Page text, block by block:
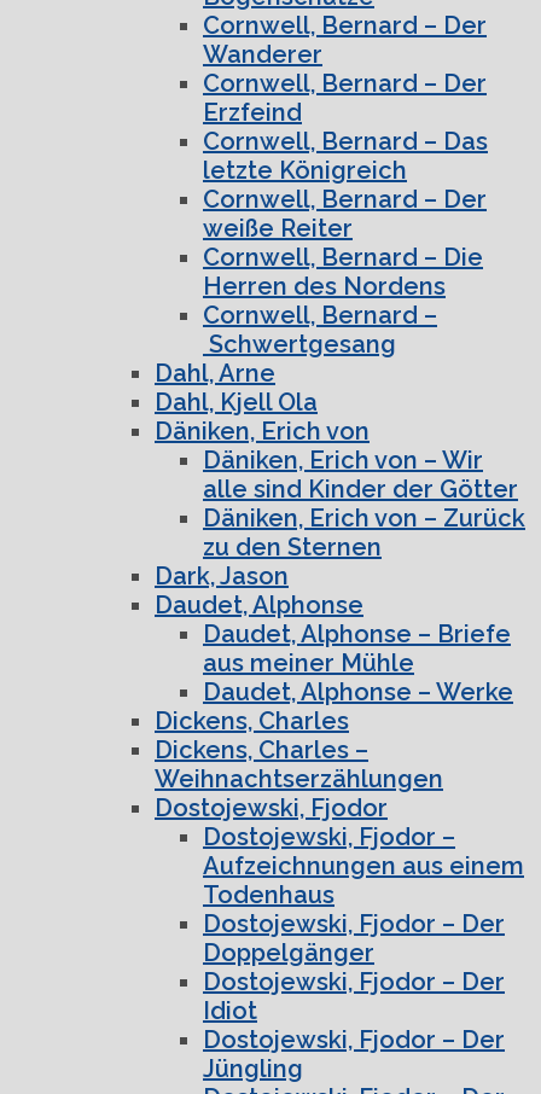
Cornwell, Bernard – Der
Wanderer
Cornwell, Bernard – Der
Erzfeind
Cornwell, Bernard – Das
letzte Königreich
Cornwell, Bernard – Der
weiße Reiter
Cornwell, Bernard – Die
Herren des Nordens
Cornwell, Bernard –
Schwertgesang
Dahl, Arne
Dahl, Kjell Ola
Däniken, Erich von
Däniken, Erich von – Wir
alle sind Kinder der Götter
Däniken, Erich von – Zurück
zu den Sternen
Dark, Jason
Daudet, Alphonse
Daudet, Alphonse – Briefe
aus meiner Mühle
Daudet, Alphonse – Werke
Dickens, Charles
Dickens, Charles –
Weihnachtserzählungen
Dostojewski, Fjodor
Dostojewski, Fjodor –
Aufzeichnungen aus einem
Todenhaus
Dostojewski, Fjodor – Der
Doppelgänger
Dostojewski, Fjodor – Der
Idiot
Dostojewski, Fjodor – Der
Jüngling